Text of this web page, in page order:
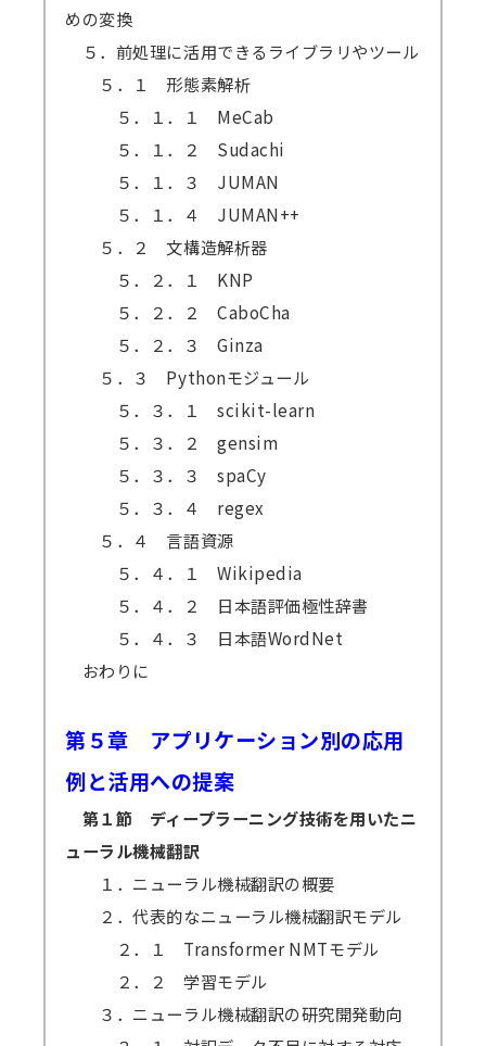
めの変換
５．前処理に活用できるライブラリやツール
５．１ 形態素解析
５．１．１ MeCab
５．１．２ Sudachi
５．１．３ JUMAN
５．１．４ JUMAN++
５．２ 文構造解析器
５．２．１ KNP
５．２．２ CaboCha
５．２．３ Ginza
５．３ Pythonモジュール
５．３．１ scikit-learn
５．３．２ gensim
５．３．３ spaCy
５．３．４ regex
５．４ 言語資源
５．４．１ Wikipedia
５．４．２ 日本語評価極性辞書
５．４．３ 日本語WordNet
おわりに
第５章 アプリケーション別の応用
例と活用への提案
第１節 ディープラーニング技術を用いたニ
ューラル機械翻訳
１．ニューラル機械翻訳の概要
２．代表的なニューラル機械翻訳モデル
２．１ Transformer NMTモデル
２．２ 学習モデル
３．ニューラル機械翻訳の研究開発動向